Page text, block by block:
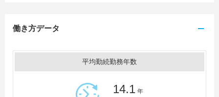
働き方データ
平均勤続勤務年数
14.1 年